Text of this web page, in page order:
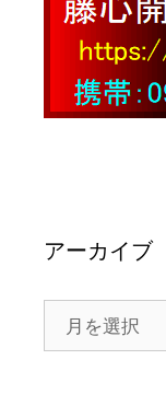
アーカイブ